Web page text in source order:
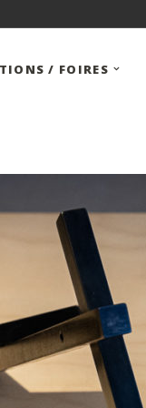
/ FOIRES